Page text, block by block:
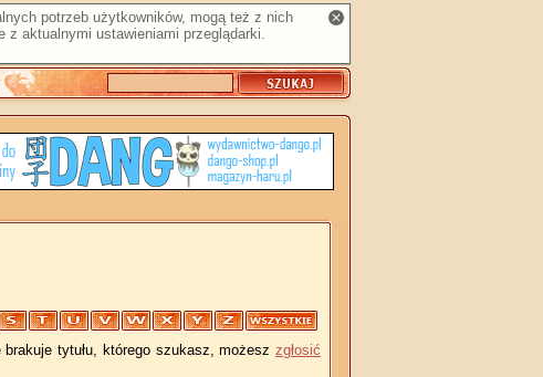
potrzeb użytkowników, mogą też z nich
z aktualnymi ustawieniami przeglądarki.
tytułu, którego szukasz, możesz zgłosić